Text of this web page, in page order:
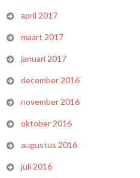
april 2017
maart 2017
januari 2017
december 2016
november 2016
oktober 2016
augustus 2016
juli 2016